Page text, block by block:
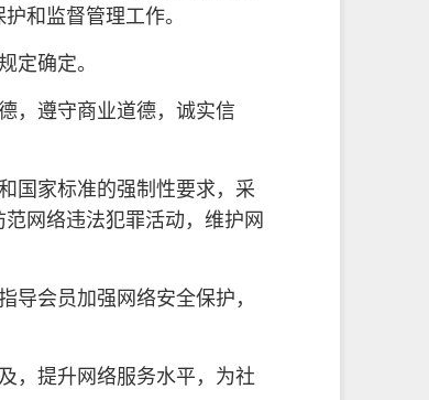
和监督管理工作。
定确定。
，遵守商业道德，诚实信
国家标准的强制性要求，采
网络违法犯罪活动，维护网
导会员加强网络安全保护，
，提升网络服务水平，为社